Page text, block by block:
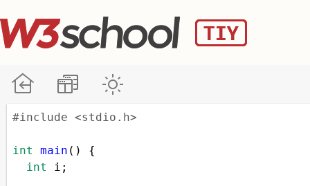
#include <stdio.h>
int main () {
int
i ;